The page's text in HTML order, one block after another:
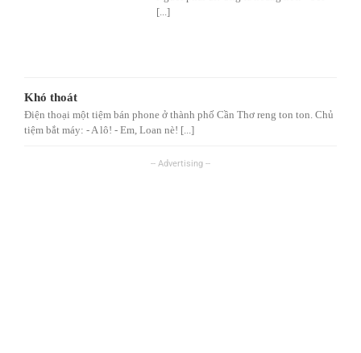
[...]
Khó thoát
Điện thoại một tiệm bán phone ở thành phố Cần Thơ reng ton ton. Chủ
tiệm bắt máy: - A lô! - Em, Loan nè! [...]